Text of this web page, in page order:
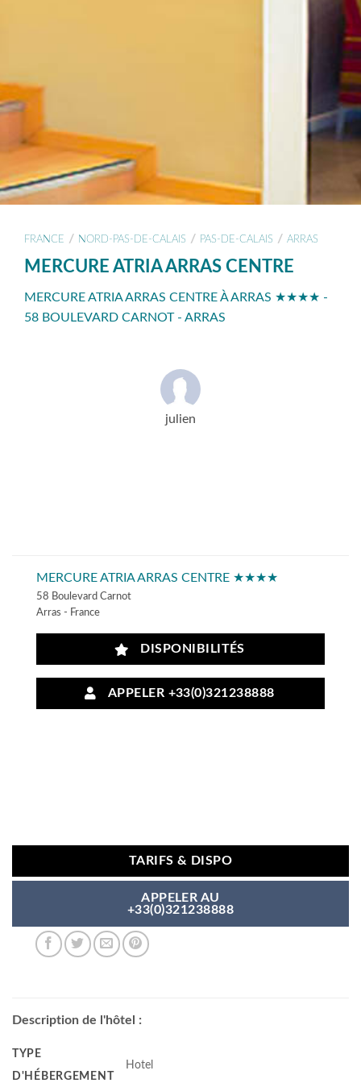
FRANCE / NORD-PAS-DE-CALAIS / PAS-DE-CALAIS / ARRAS
MERCURE ATRIA ARRAS CENTRE
MERCURE ATRIA ARRAS CENTRE À ARRAS ★★★★ -
58 BOULEVARD CARNOT - ARRAS
julien
MERCURE ATRIA ARRAS CENTRE ★★★★
58 Boulevard Carnot
Arras - France
DISPONIBILITÉS
APPELER +33(0)321238888
TARIFS & DISPO
APPELER AU
+33(0)321238888
Description de l'hôtel :
TYPE
D'HÉBERGEMENT
Hotel